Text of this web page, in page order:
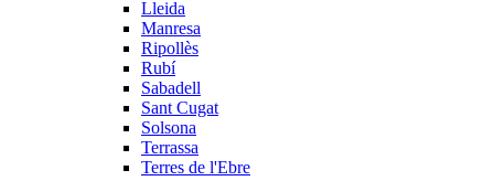
Lleida
Manresa
Ripollès
Rubí
Sabadell
Sant Cugat
Solsona
Terrassa
Terres de l'Ebre